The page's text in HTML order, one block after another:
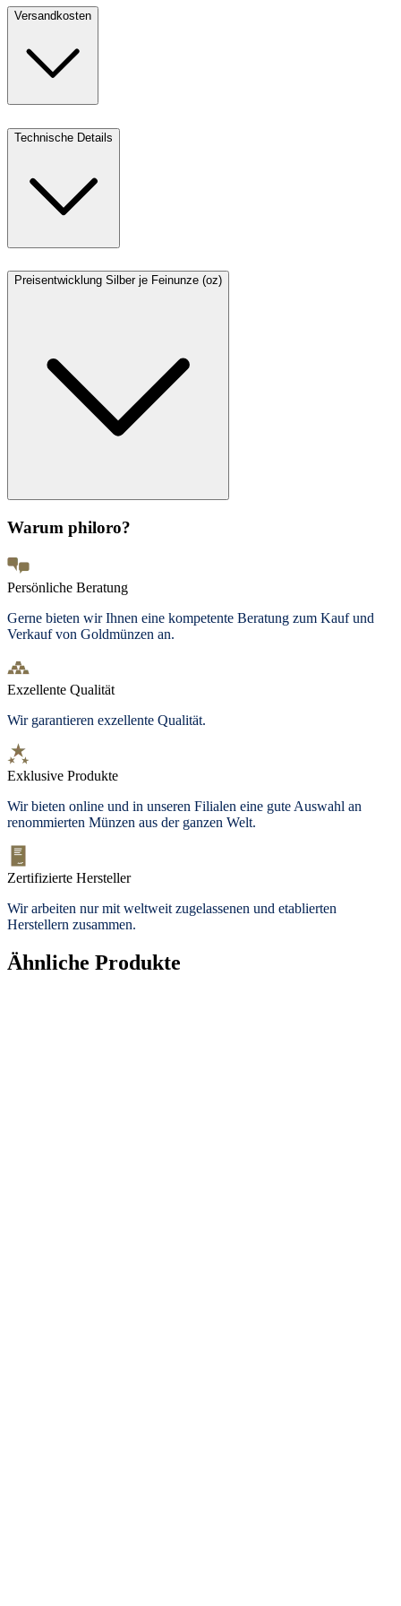
Versandkosten
Technische Details
Preisentwicklung Silber je Feinunze (oz)
Warum philoro?
Persönliche Beratung
Gerne bieten wir Ihnen eine kompetente Beratung zum Kauf und
Verkauf von Goldmünzen an.
Exzellente Qualität
Wir garantieren exzellente Qualität.
Exklusive Produkte
Wir bieten online und in unseren Filialen eine gute Auswahl an
renommierten Münzen aus der ganzen Welt.
Zertifizierte Hersteller
Wir arbeiten nur mit weltweit zugelassenen und etablierten
Herstellern zusammen.
Ähnliche Produkte